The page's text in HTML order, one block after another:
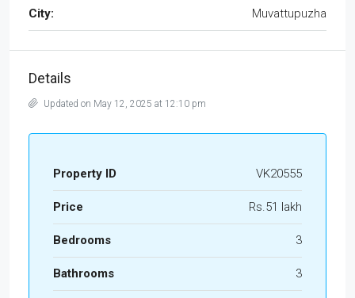
City: Muvattupuzha
Details
Updated on May 12, 2025 at 12:10 pm
Property ID VK20555
Price Rs.51 lakh
Bedrooms 3
Bathrooms 3